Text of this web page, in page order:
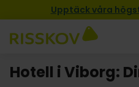
Upptäck våra